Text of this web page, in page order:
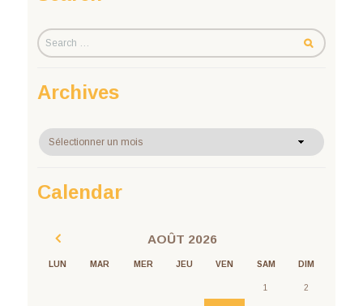
Archives
Calendar
AOÛT 2026
LUN MAR MER JEU VEN SAM DIM
1 2